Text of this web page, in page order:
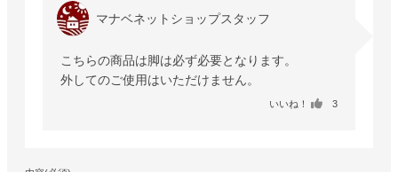
マナベネットショップスタッフ
こちらの商品は脚は必ず必要となります。
外してのご使用はいただけません。
いいね！ 3